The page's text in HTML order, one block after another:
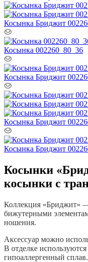
Косынка Бриджит
Косынка 002260_80_36
Косынка Бриджит
Косынка Бриджит
Косынка Бриджит
Косынки
косынки с
Коллекция «Бриджит»
бижутерными
ношения.
Аксессуар можно
В отделке используются
гипоаллергенный сплав.